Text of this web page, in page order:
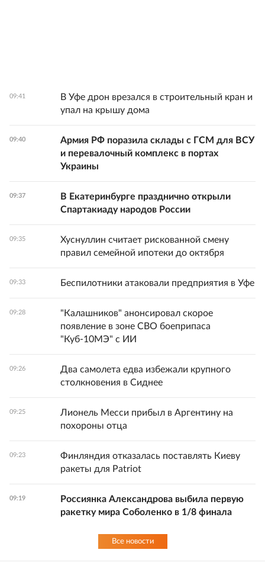
09:41
В Уфе дрон врезался в строительный кран и
упал на крышу дома
09:40
Армия РФ поразила склады с ГСМ для ВСУ
и перевалочный комплекс в портах
Украины
09:37
В Екатеринбурге празднично открыли
Спартакиаду народов России
09:35
Хуснуллин считает рискованной смену
правил семейной ипотеки до октября
09:33 Беспилотники атаковали предприятия в Уфе
09:28
"Калашников" анонсировал скорое
появление в зоне СВО боеприпаса
"Куб-10МЭ" с ИИ
09:26
Два самолета едва избежали крупного
столкновения в Сиднее
09:25
Лионель Месси прибыл в Аргентину на
похороны отца
09:23
Финляндия отказалась поставлять Киеву
ракеты для Patriot
09:19
Россиянка Александрова выбила первую
ракетку мира Соболенко в 1/8 финала
Все новости